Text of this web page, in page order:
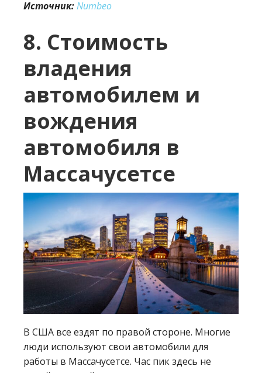
Источник:Numbeo
8. Стоимость
владения
автомобилем и
вождения
автомобиля в
Массачусетсе
В США все ездят по правой стороне. Многие
люди используют свои автомобили для
работы в Массачусетсе. Час пик здесь не